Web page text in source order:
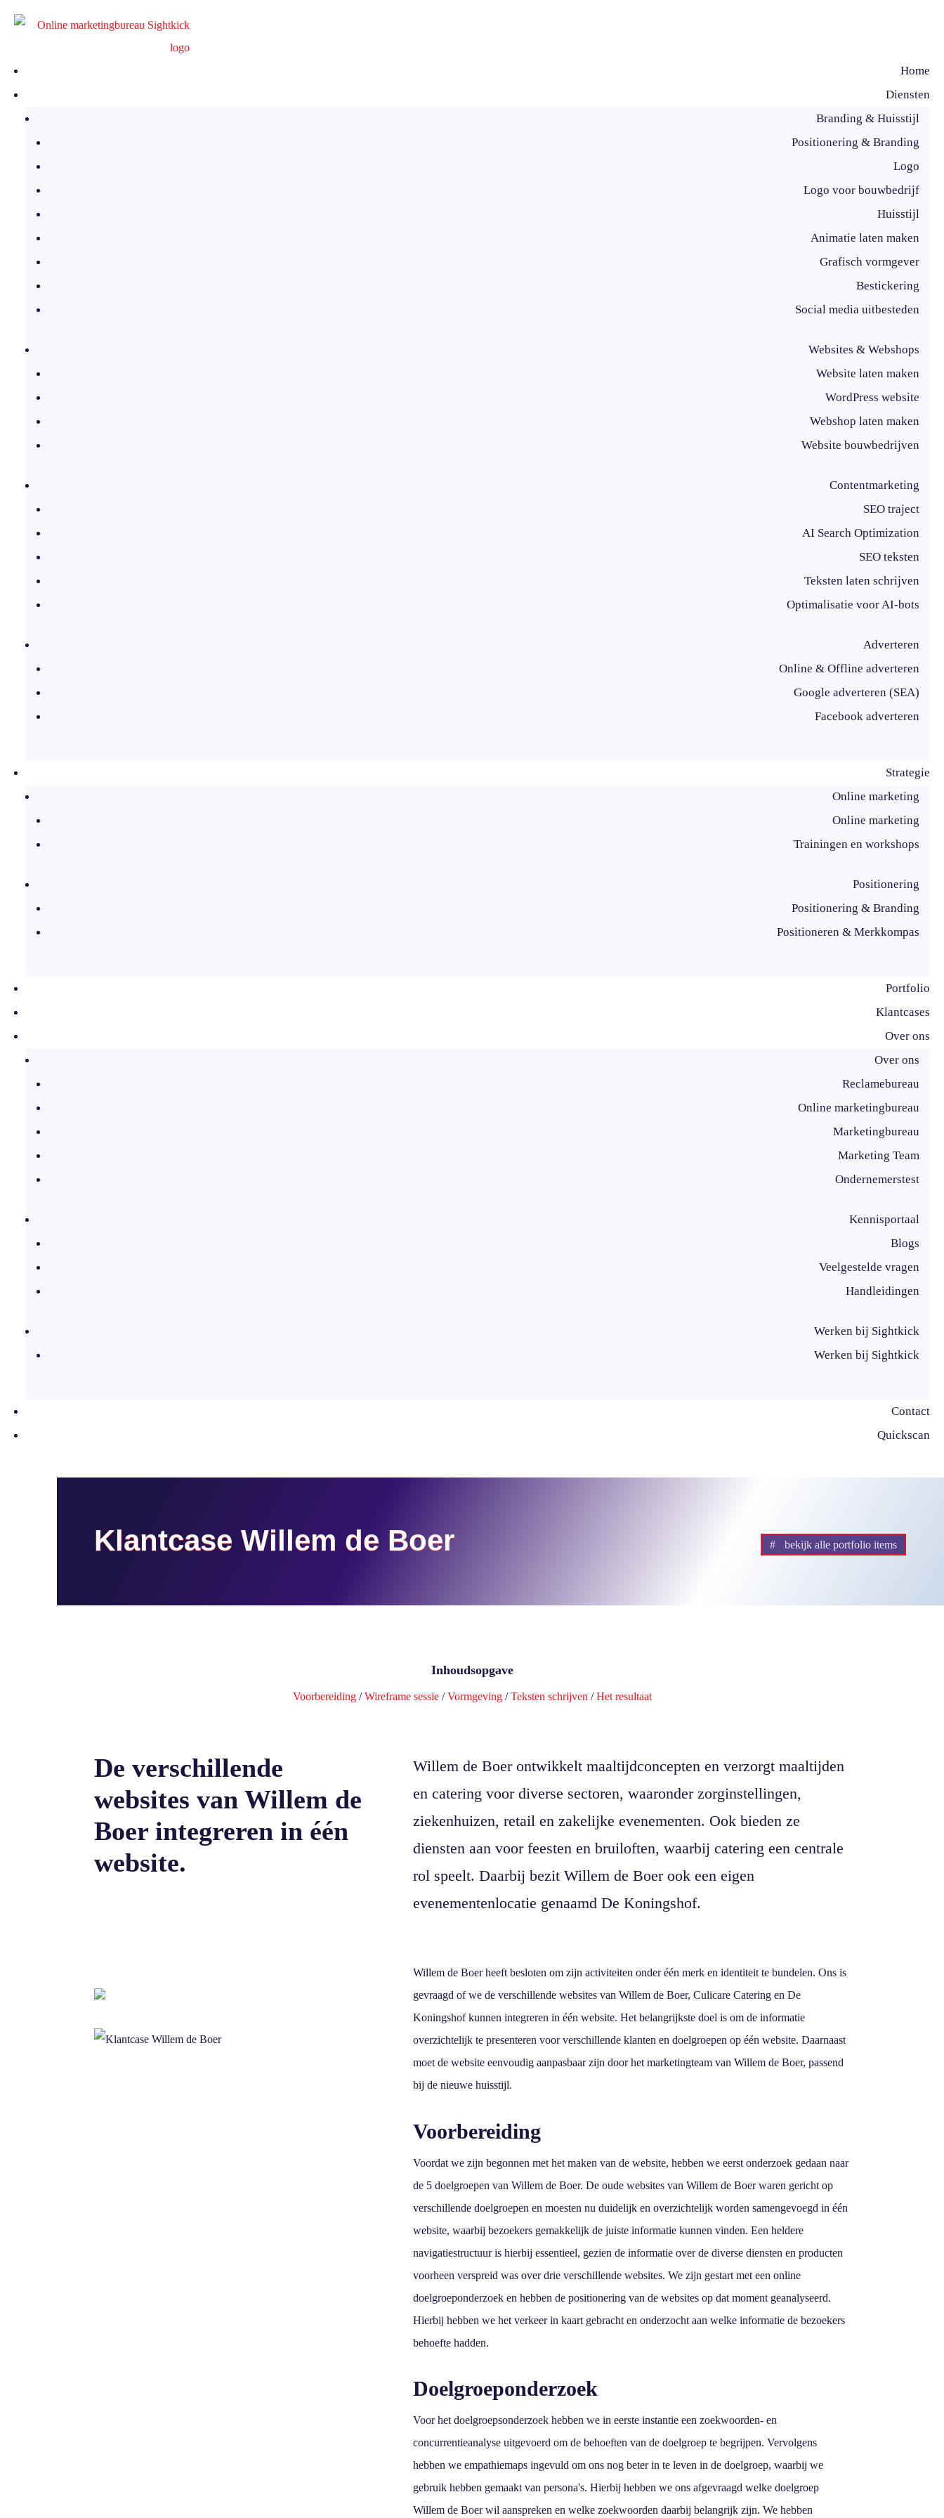
Home
Diensten
Branding & Huisstijl
Positionering & Branding
Logo
Logo voor bouwbedrijf
Huisstijl
Animatie laten maken
Grafisch vormgever
Bestickering
Social media uitbesteden
Websites & Webshops
Website laten maken
WordPress website
Webshop laten maken
Website bouwbedrijven
Contentmarketing
SEO traject
AI Search Optimization
SEO teksten
Teksten laten schrijven
Optimalisatie voor AI-bots
Adverteren
Online & Offline adverteren
Google adverteren (SEA)
Facebook adverteren
Strategie
Online marketing
Online marketing
Trainingen en workshops
Positionering
Positionering & Branding
Positioneren & Merkkompas
Portfolio
Klantcases
Over ons
Over ons
Reclamebureau
Online marketingbureau
Marketingbureau
Marketing Team
Ondernemerstest
Kennisportaal
Blogs
Veelgestelde vragen
Handleidingen
Werken bij Sightkick
Werken bij Sightkick
Contact
Quickscan
Klantcase Willem de Boer bekijk alle portfolio items
Inhoudsopgave
Voorbereiding/Wireframe sessie/Vormgeving/Teksten schrijven /Het resultaat
De verschillende
websites van Willem de
Boer integreren in één
website.
Willem de Boer ontwikkelt maaltijdconcepten en verzorgt maaltijden
en catering voor diverse sectoren, waaronder zorginstellingen,
ziekenhuizen, retail en zakelijke evenementen. Ook bieden ze
diensten aan voor feesten en bruiloften, waarbij catering een centrale
rol speelt. Daarbij bezit Willem de Boer ook een eigen
evenementenlocatie genaamd De Koningshof.
Willem de Boer heeft besloten om zijn activiteiten onder één merk en identiteit te bundelen. Ons is
gevraagd of we de verschillende websites van Willem de Boer, Culicare Catering en De
Koningshof kunnen integreren in één website. Het belangrijkste doel is om de informatie
overzichtelijk te presenteren voor verschillende klanten en doelgroepen op één website. Daarnaast
moet de website eenvoudig aanpasbaar zijn door het marketingteam van Willem de Boer, passend
bij de nieuwe huisstijl.
Voorbereiding
Voordat we zijn begonnen met het maken van de website, hebben we eerst onderzoek gedaan naar
de 5 doelgroepen van Willem de Boer. De oude websites van Willem de Boer waren gericht op
verschillende doelgroepen en moesten nu duidelijk en overzichtelijk worden samengevoegd in één
website, waarbij bezoekers gemakkelijk de juiste informatie kunnen vinden. Een heldere
navigatiestructuur is hierbij essentieel, gezien de informatie over de diverse diensten en producten
voorheen verspreid was over drie verschillende websites. We zijn gestart met een online
doelgroeponderzoek en hebben de positionering van de websites op dat moment geanalyseerd.
Hierbij hebben we het verkeer in kaart gebracht en onderzocht aan welke informatie de bezoekers
behoefte hadden.
Doelgroeponderzoek
Voor het doelgroepsonderzoek hebben we in eerste instantie een zoekwoorden- en
concurrentieanalyse uitgevoerd om de behoeften van de doelgroep te begrijpen. Vervolgens
hebben we empathiemaps ingevuld om ons nog beter in te leven in de doelgroep, waarbij we
gebruik hebben gemaakt van persona's. Hierbij hebben we ons afgevraagd welke doelgroep
Willem de Boer wil aanspreken en welke zoekwoorden daarbij belangrijk zijn. We hebben